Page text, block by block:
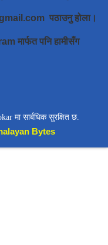
पठाउनु होला।
मार्फत पनि हामीसँग
मा सार्बधिक सुरक्षित छ.
Bytes